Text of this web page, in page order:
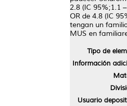
2.8 (IC 95%;1.1
OR de 4.8 (IC
tengan un
MUS en
Tipo de
Información
Usuario